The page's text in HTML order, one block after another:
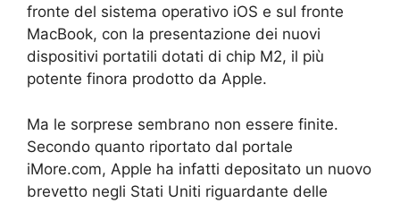
fronte del sistema operativo iOS e sul fronte
MacBook, con la presentazione dei nuovi
dispositivi portatili dotati di chip M2, il più
potente finora prodotto da Apple.
Ma le sorprese sembrano non essere finite.
Secondo quanto riportato dal portale
iMore.com, Apple ha infatti depositato un nuovo
brevetto negli Stati Uniti riguardante delle